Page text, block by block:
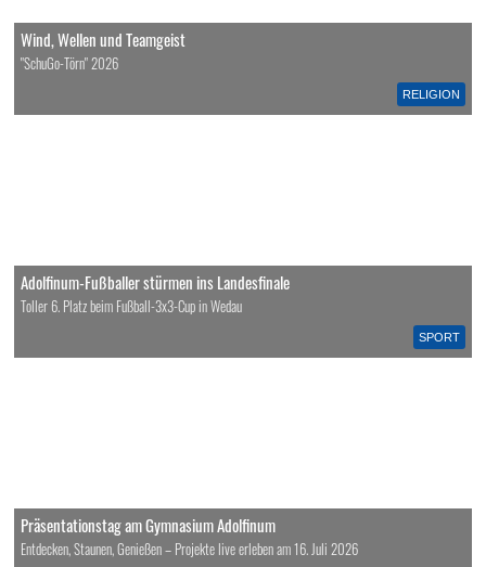
RELIGION
Wind, Wellen und Teamgeist
"SchuGo-Törn" 2026
SPORT
Adolfinum-Fußballer stürmen ins Landesfinale
Toller 6. Platz beim Fußball-3x3-Cup in Wedau
Präsentationstag am Gymnasium Adolfinum
Entdecken, Staunen, Genießen – Projekte live erleben am 16. Juli 2026